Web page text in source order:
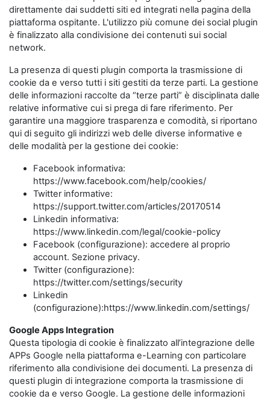
direttamente dai suddetti siti ed integrati nella pagina della
piattaforma ospitante. L'utilizzo più comune dei social plugin
è finalizzato alla condivisione dei contenuti sui social
network.
La presenza di questi plugin comporta la trasmissione di
cookie da e verso tutti i siti gestiti da terze parti. La gestione
delle informazioni raccolte da “terze parti” è disciplinata dalle
relative informative cui si prega di fare riferimento. Per
garantire una maggiore trasparenza e comodità, si riportano
qui di seguito gli indirizzi web delle diverse informative e
delle modalità per la gestione dei cookie:
Facebook informativa:
https://www.facebook.com/help/cookies/
Twitter informative:
https://support.twitter.com/articles/20170514
Linkedin informativa:
https://www.linkedin.com/legal/cookie-policy
Facebook (configurazione): accedere al proprio
account. Sezione privacy.
Twitter (configurazione):
https://twitter.com/settings/security
Linkedin
(configurazione):https://www.linkedin.com/settings/
Google Apps Integration
Questa tipologia di cookie è finalizzato all’integrazione delle
APPs Google nella piattaforma e-Learning con particolare
riferimento alla condivisione dei documenti. La presenza di
questi plugin di integrazione comporta la trasmissione di
cookie da e verso Google. La gestione delle informazioni